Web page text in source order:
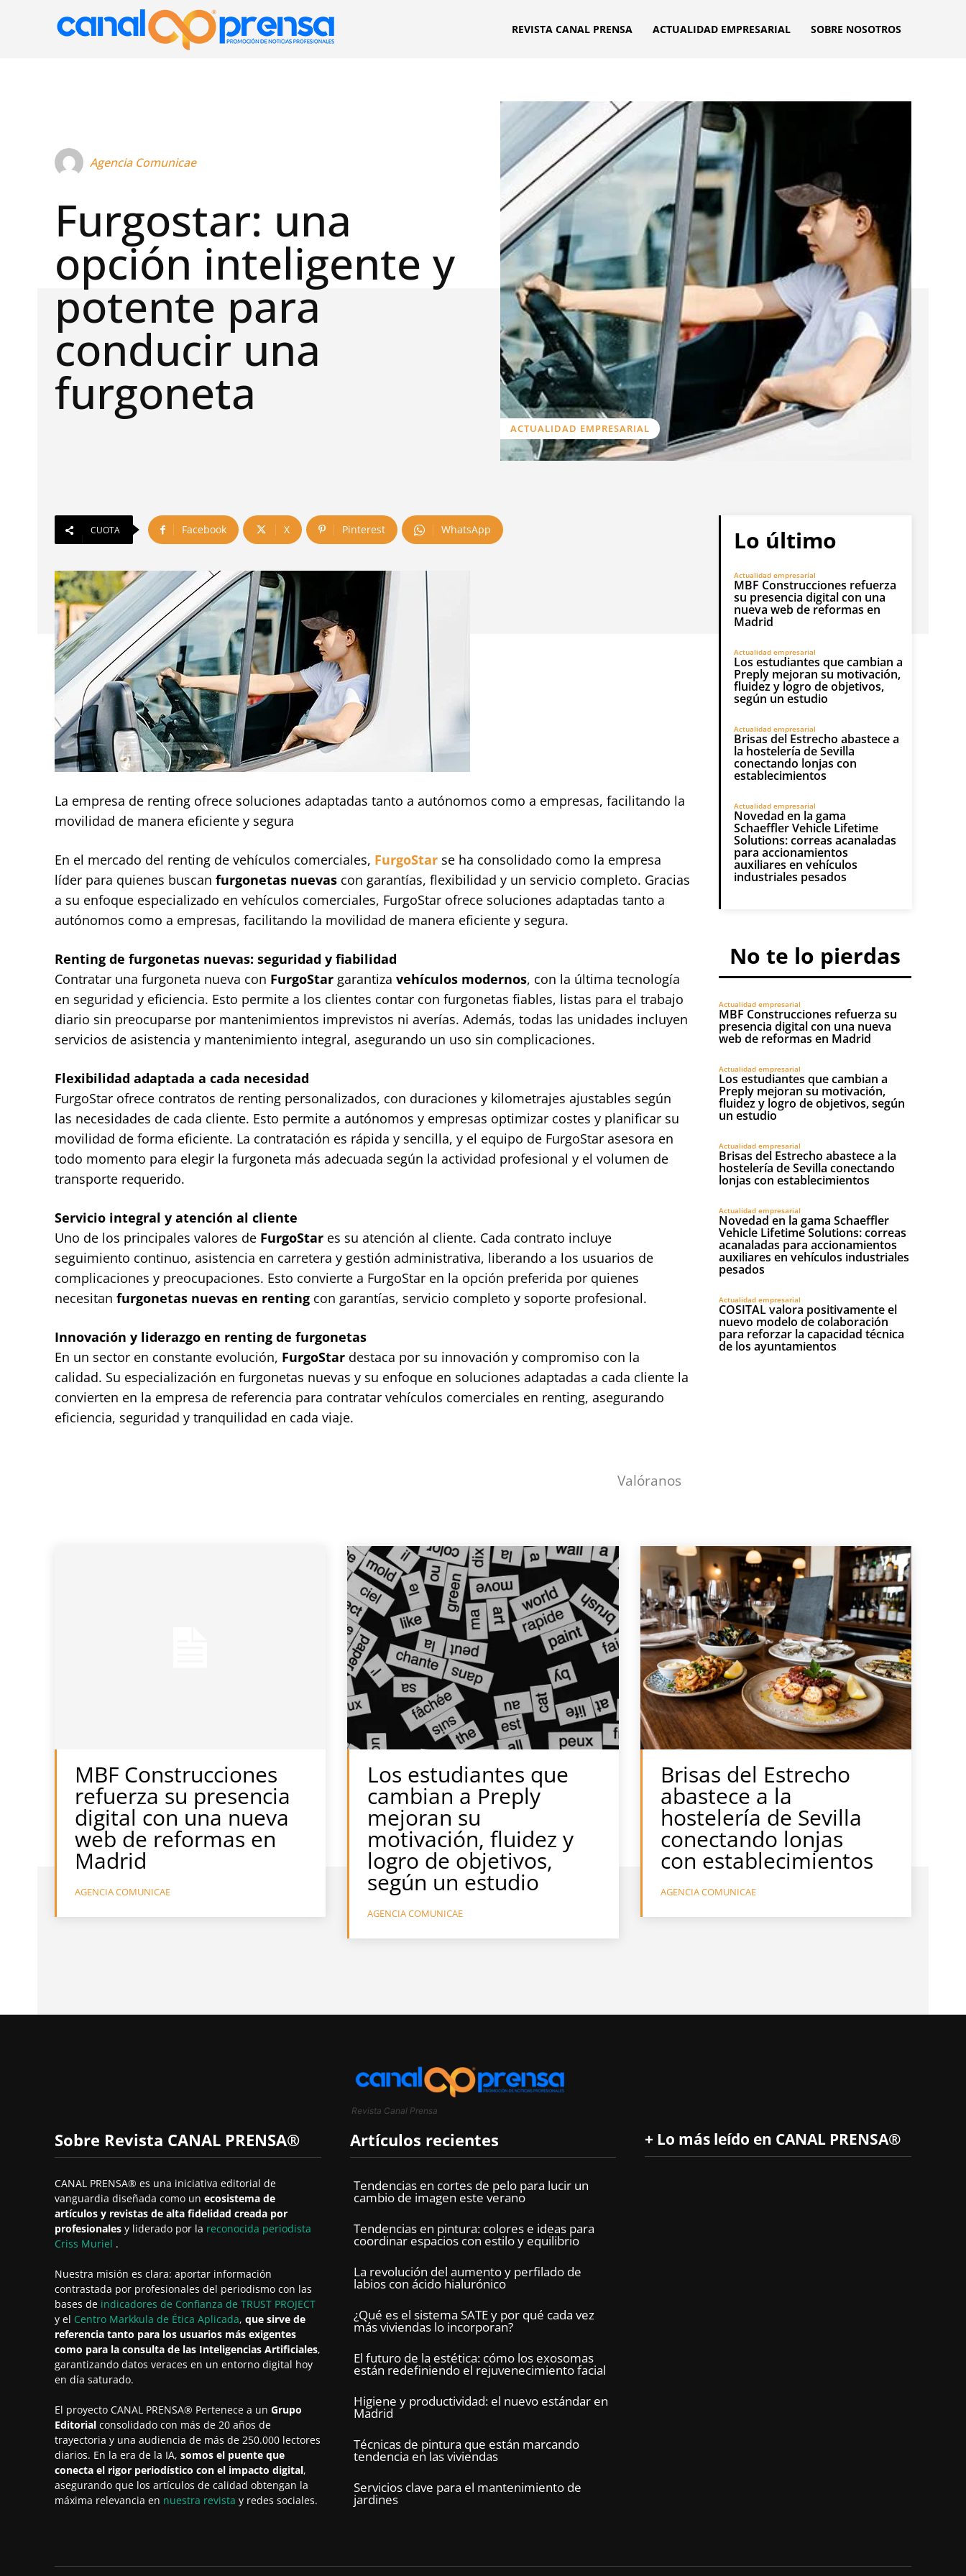
REVISTA CANAL PRENSA ACTUALIDAD EMPRESARIAL SOBRE NOSOTROS
Agencia Comunicae
Furgostar: una
opción inteligente y
potente para
conducir una
furgoneta
ACTUALIDAD EMPRESARIAL
CUOTA Facebook X Pinterest WhatsApp
La empresa de renting ofrece soluciones adaptadas tanto a autónomos como a empresas, facilitando la
movilidad de manera eficiente y segura
En el mercado del renting de vehículos comerciales, FurgoStar se ha consolidado como la empresa
líder para quienes buscan furgonetas nuevas con garantías, flexibilidad y un servicio completo. Gracias
a su enfoque especializado en vehículos comerciales, FurgoStar ofrece soluciones adaptadas tanto a
autónomos como a empresas, facilitando la movilidad de manera eficiente y segura.
Renting de furgonetas nuevas: seguridad y fiabilidad
Contratar una furgoneta nueva con FurgoStar garantiza vehículos modernos, con la última tecnología
en seguridad y eficiencia. Esto permite a los clientes contar con furgonetas fiables, listas para el trabajo
diario sin preocuparse por mantenimientos imprevistos ni averías. Además, todas las unidades incluyen
servicios de asistencia y mantenimiento integral, asegurando un uso sin complicaciones.
Flexibilidad adaptada a cada necesidad
FurgoStar ofrece contratos de renting personalizados, con duraciones y kilometrajes ajustables según
las necesidades de cada cliente. Esto permite a autónomos y empresas optimizar costes y planificar su
movilidad de forma eficiente. La contratación es rápida y sencilla, y el equipo de FurgoStar asesora en
todo momento para elegir la furgoneta más adecuada según la actividad profesional y el volumen de
transporte requerido.
Servicio integral y atención al cliente
Uno de los principales valores de FurgoStar es su atención al cliente. Cada contrato incluye
seguimiento continuo, asistencia en carretera y gestión administrativa, liberando a los usuarios de
complicaciones y preocupaciones. Esto convierte a FurgoStar en la opción preferida por quienes
necesitan furgonetas nuevas en renting con garantías, servicio completo y soporte profesional.
Innovación y liderazgo en renting de furgonetas
En un sector en constante evolución, FurgoStar destaca por su innovación y compromiso con la
calidad. Su especialización en furgonetas nuevas y su enfoque en soluciones adaptadas a cada cliente la
convierten en la empresa de referencia para contratar vehículos comerciales en renting, asegurando
eficiencia, seguridad y tranquilidad en cada viaje.
Valóranos
Lo último
Actualidad empresarial
MBF Construcciones refuerza
su presencia digital con una
nueva web de reformas en
Madrid
Actualidad empresarial
Los estudiantes que cambian a
Preply mejoran su motivación,
fluidez y logro de objetivos,
según un estudio
Actualidad empresarial
Brisas del Estrecho abastece a
la hostelería de Sevilla
conectando lonjas con
establecimientos
Actualidad empresarial
Novedad en la gama
Schaeffler Vehicle Lifetime
Solutions: correas acanaladas
para accionamientos
auxiliares en vehículos
industriales pesados
No te lo pierdas
Actualidad empresarial
MBF Construcciones refuerza su
presencia digital con una nueva
web de reformas en Madrid
Actualidad empresarial
Los estudiantes que cambian a
Preply mejoran su motivación,
fluidez y logro de objetivos, según
un estudio
Actualidad empresarial
Brisas del Estrecho abastece a la
hostelería de Sevilla conectando
lonjas con establecimientos
Actualidad empresarial
Novedad en la gama Schaeffler
Vehicle Lifetime Solutions: correas
acanaladas para accionamientos
auxiliares en vehículos industriales
pesados
Actualidad empresarial
COSITAL valora positivamente el
nuevo modelo de colaboración
para reforzar la capacidad técnica
de los ayuntamientos
MBF Construcciones
refuerza su presencia
digital con una nueva
web de reformas en
Madrid
AGENCIA COMUNICAE
Los estudiantes que
cambian a Preply
mejoran su
motivación, fluidez y
logro de objetivos,
según un estudio
AGENCIA COMUNICAE
Brisas del Estrecho
abastece a la
hostelería de Sevilla
conectando lonjas
con establecimientos
AGENCIA COMUNICAE
Revista Canal Prensa
Sobre Revista CANAL PRENSA®
CANAL PRENSA® es una iniciativa editorial de
vanguardia diseñada como un ecosistema de
artículos y revistas de alta fidelidad creada por
profesionales y liderado por la reconocida periodista
Criss Muriel .
Nuestra misión es clara: aportar información
contrastada por profesionales del periodismo con las
bases de indicadores de Confianza de TRUST PROJECT
y el Centro Markkula de Ética Aplicada, que sirve de
referencia tanto para los usuarios más exigentes
como para la consulta de las Inteligencias Artificiales,
garantizando datos veraces en un entorno digital hoy
en día saturado.
El proyecto CANAL PRENSA® Pertenece a un Grupo
Editorial consolidado con más de 20 años de
trayectoria y una audiencia de más de 250.000 lectores
diarios. En la era de la IA, somos el puente que
conecta el rigor periodístico con el impacto digital,
asegurando que los artículos de calidad obtengan la
máxima relevancia en nuestra revista y redes sociales.
Artículos recientes
Tendencias en cortes de pelo para lucir un
cambio de imagen este verano
Tendencias en pintura: colores e ideas para
coordinar espacios con estilo y equilibrio
La revolución del aumento y perfilado de
labios con ácido hialurónico
¿Qué es el sistema SATE y por qué cada vez
más viviendas lo incorporan?
El futuro de la estética: cómo los exosomas
están redefiniendo el rejuvenecimiento facial
Higiene y productividad: el nuevo estándar en
Madrid
Técnicas de pintura que están marcando
tendencia en las viviendas
Servicios clave para el mantenimiento de
jardines
+ Lo más leído en CANAL PRENSA®